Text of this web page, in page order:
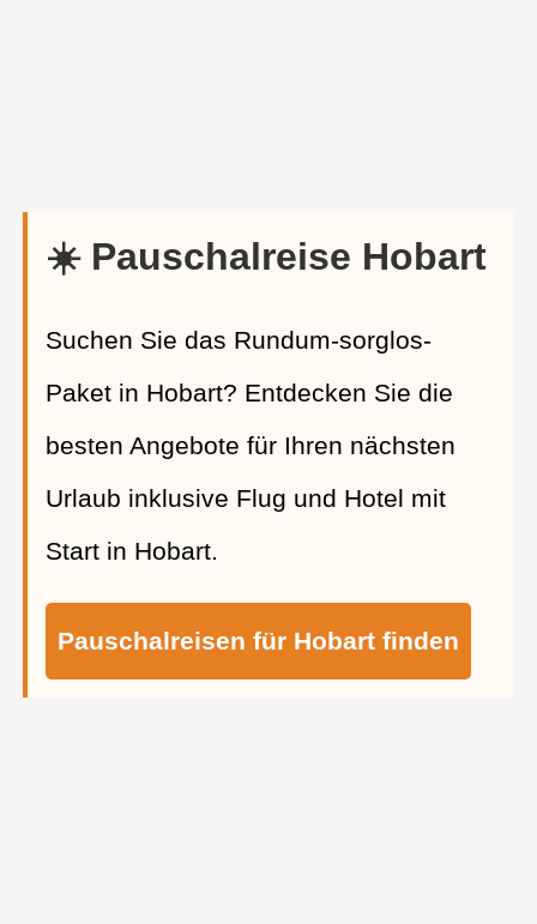
☀️ Pauschalreise Hobart
Suchen Sie das Rundum-sorglos-
Paket in Hobart? Entdecken Sie die
besten Angebote für Ihren nächsten
Urlaub inklusive Flug und Hotel mit
Start in Hobart.
Pauschalreisen für Hobart finden